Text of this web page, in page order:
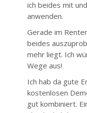
ich beides mit
anwenden.
Gerade im
beides
mehr liegt. Ich
Wege aus!
Ich hab da gute
kostenlosen
gut kombiniert.